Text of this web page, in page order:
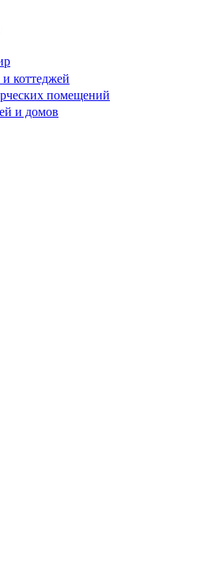
коттеджей
помещений
и домов